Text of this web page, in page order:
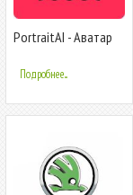
PortraitAI - Аватар
Подробнее...